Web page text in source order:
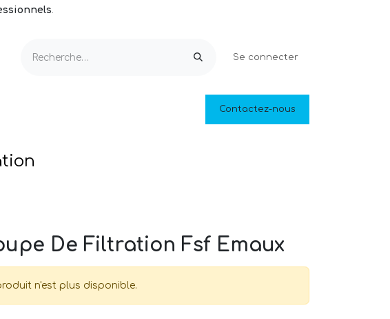
.
Se connecter
Piscines naturelles
Contactez-nous
De Filtration Fsf Emaux
n'est plus disponible.